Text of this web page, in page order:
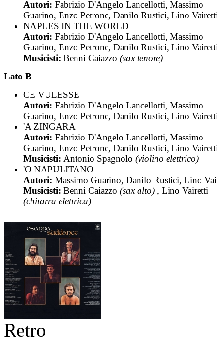
Autori: Fabrizio D'Angelo Lancellotti, Massimo
Guarino, Enzo Petrone, Danilo Rustici, Lino
NAPLES IN THE WORLD
Autori: Fabrizio D'Angelo Lancellotti, Massimo
Guarino, Enzo Petrone, Danilo Rustici, Lino
Musicisti: Benni Caiazzo (sax tenore)
Lato B
CE VULESSE
Autori: Fabrizio D'Angelo Lancellotti, Massimo
Guarino, Enzo Petrone, Danilo Rustici, Lino
'A ZINGARA
Autori: Fabrizio D'Angelo Lancellotti, Massimo
Guarino, Enzo Petrone, Danilo Rustici, Lino
Musicisti: Antonio Spagnolo (violino elettrico)
'O NAPULITANO
Autori: Massimo Guarino, Danilo Rustici, Lino
Musicisti: Benni Caiazzo (sax alto) , Lino Vairetti
(chitarra elettrica)
Retro